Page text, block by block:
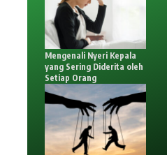
Mengenali Nyeri Kepala
yang Sering Diderita oleh
Setiap Orang